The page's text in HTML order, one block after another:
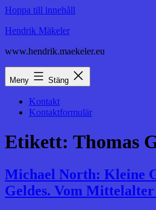
Hoppa till innehåll
Hendrik Mäkeler
www.hendrik.maekeler.eu
Meny Stäng
Kontakt
Kontaktformulär
Etikett: Thomas
Michael North: Kleine
Geldes. Vom Mittelalter